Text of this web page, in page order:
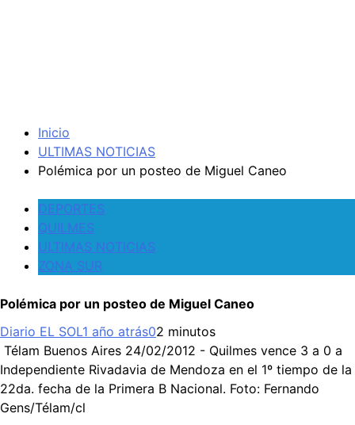
Inicio
ULTIMAS NOTICIAS
Polémica por un posteo de Miguel Caneo
DEPORTES
QUILMES
ULTIMAS NOTICIAS
ZONA SUR
Polémica por un posteo de Miguel Caneo
Diario EL SOL1 año atrás02 minutos
Télam Buenos Aires 24/02/2012 - Quilmes vence 3 a 0 a
Independiente Rivadavia de Mendoza en el 1º tiempo de la
22da. fecha de la Primera B Nacional. Foto: Fernando
Gens/Télam/cl